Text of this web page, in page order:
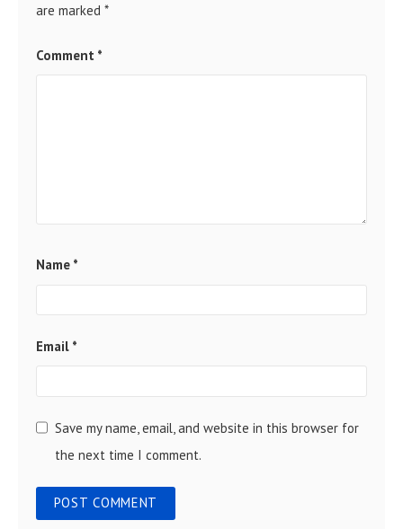
are marked *
Comment *
Name *
Email *
Save my name, email, and website in this browser for
the next time I comment.